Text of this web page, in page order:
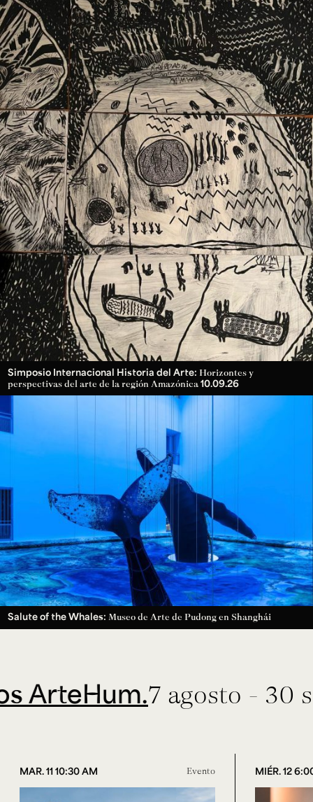
Configuración de cookies
Universidad de los Andes | Vigilada Mineducación.
Reconocimiento como universidad: Decreto 1297 del 30
de mayo de 1964. Reconocimiento de personería jurídica:
Resolución 28 del 23 de febrero de 1949, Minjusticia.
Acreditación institucional de alta calidad, 10 años:
Resolución 000194 del 16 de enero del 2025.
Ext. 2626
Posgrados
Ext. 4925
Educación
Continua
Ext. 4795
Simposio Internacional Historia del Arte: Horizontes y
perspectivas del arte de la región Amazónica 10.09.26
Salute of the Whales: Museo de Arte de Pudong en Shanghái
7 agosto - 30
MAR. 11 10:30 AM Evento MIÉR. 12